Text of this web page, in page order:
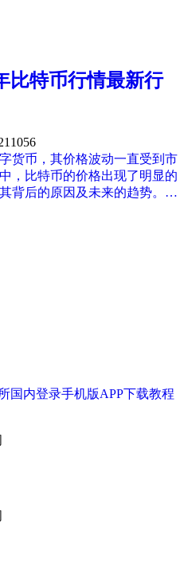
比特币行情最新行
1056
货币，其价格波动一直受到市
，比特币的价格出现了明显的
背后的原因及未来的趋势。…
国内登录手机版APP下载教程